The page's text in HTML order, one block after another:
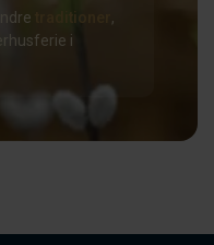
traditioner ,
i